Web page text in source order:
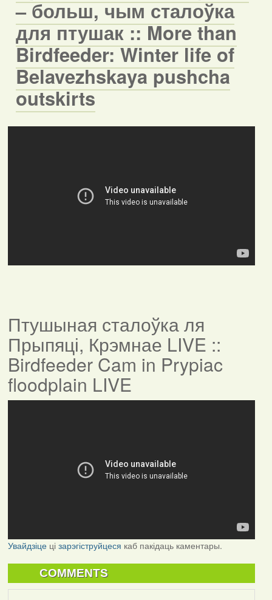
– больш, чым сталоўка
для птушак :: More than
Birdfeeder: Winter life of
Belavezhskaya pushcha
outskirts
Птушыная сталоўка ля
Прыпяці, Крэмнае LIVE ::
Birdfeeder Cam in Prypiac
floodplain LIVE
Увайдзіцеці зарэгіструйцеся каб пакідаць каментары.
COMMENTS